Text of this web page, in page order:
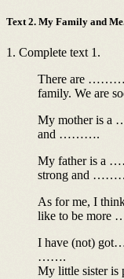
Text 2. My Family and
1. Complete text 1.
There are
family. We are
My mother is
and ……….
My father is
strong and
As for me, I
like to be more
I have (not)
…….
My little sister